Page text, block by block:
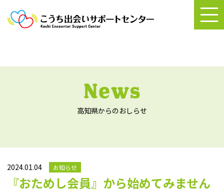
高知県からのおしらせ
2024.01.04 お知らせ
『おためし会員』から始めてみません